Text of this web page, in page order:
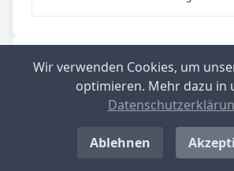
Nachrichten aus
Wir verwenden Cookies, um
optimieren. Mehr dazu in
Ablehnen